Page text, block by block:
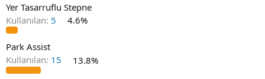
Yer Tasarruflu Stepne
Kullanılan: 5 4.6%
Park Assist
Kullanılan: 15 13.8%